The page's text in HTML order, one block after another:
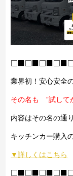
業界初！安心安全
その名も ”試して
内容はその名の通
キッチンカー購入
▼詳しくはこちら